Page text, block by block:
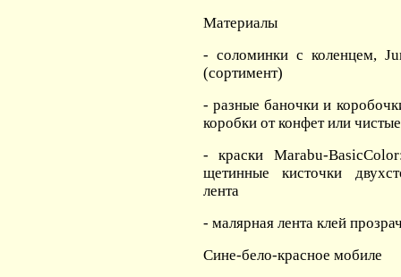
Материалы
- соломинки с коленцем,
(сортимент)
- разные баночки и
коробки от конфет или
- краски Marabu-
щетинные кисточки
лента
- малярная лента клей
Сине-бело-красное мобиле